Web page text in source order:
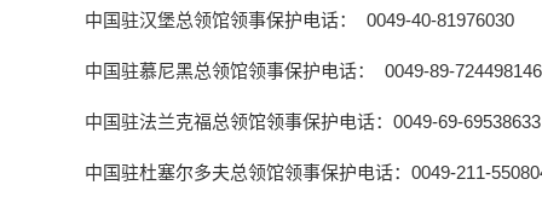
中国驻汉堡总领馆领事保护电话： 0049-40-81976030
中国驻慕尼黑总领馆领事保护电话： 0049-89-724498146
中国驻法兰克福总领馆领事保护电话：0049-69-69538633
中国驻杜塞尔多夫总领馆领事保护电话：0049-211-